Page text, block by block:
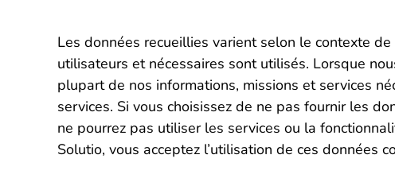
Les données recueillies varient selon le contexte
utilisateurs et nécessaires sont utilisés. Lorsque
plupart de nos informations, missions et services
services. Si vous choisissez de ne pas fournir les
ne pourrez pas utiliser les services ou la
Solutio, vous acceptez l’utilisation de ces